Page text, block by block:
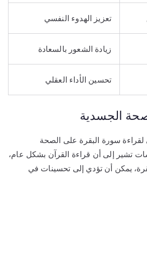
تعزيز الهدوء النفسي
زيادة الشعور بالسعادة
تحسين الأداء العقلي
الجسدية
لقراءة سورة البقرة على الصحة
تشير إلى أن قراءة القرآن بشكل عام،
يمكن أن تؤدي إلى تحسينات في